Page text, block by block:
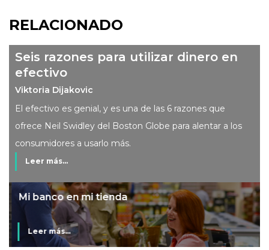
RELACIONADO
Seis razones para utilizar dinero en
efectivo
Viktoria Dijakovic
El efectivo es genial, y es una de las 6 razones que
ofrece Neil Swidley del Boston Globe para alentar a los
consumidores a usarlo más.
Leer más...
Mi banco en mi tienda
Leer más...